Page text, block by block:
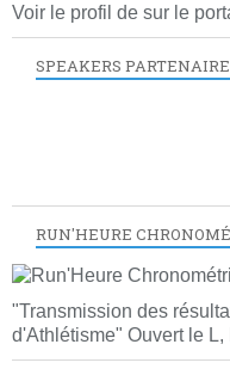
RUN'HEURE
"Transmission des
d'Athlétisme" Ouvert le L,
Voir le profil de sur le
SPEAKERS PARTENAIRE